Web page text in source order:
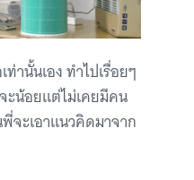
านั้นเอง ทำไปเรื่อยๆ
ะน้อยแต่ไม่เคยมีคน
ะเอาแนวคิดมาจาก